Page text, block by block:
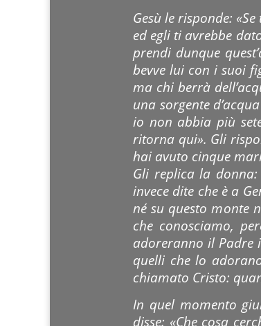
Gesù le risponde:
ed egli ti avrebbe
prendi dunque
bevve lui con i suoi
ma chi berrà
una sorgente
io non abbia più
ritorna qui». Gli
hai avuto cinque
Gli replica la
invece dite che è a
né su questo monte
che conosciamo,
adoreranno il Padre
quelli che lo
chiamato Cristo:
In quel momento
disse: «Che cosa